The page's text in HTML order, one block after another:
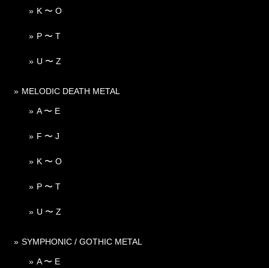
K 〜 O
P 〜 T
U 〜 Z
MELODIC DEATH METAL
A 〜 E
F 〜 J
K 〜 O
P 〜 T
U 〜 Z
SYMPHONIC / GOTHIC METAL
A 〜 E